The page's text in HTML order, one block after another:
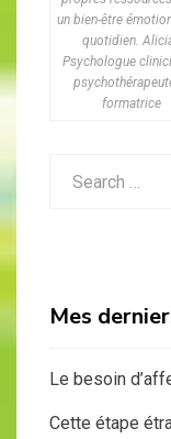
un bien-être
quotidien.
Psychologue
formatrice
Mes
Le besoin
Cette étape